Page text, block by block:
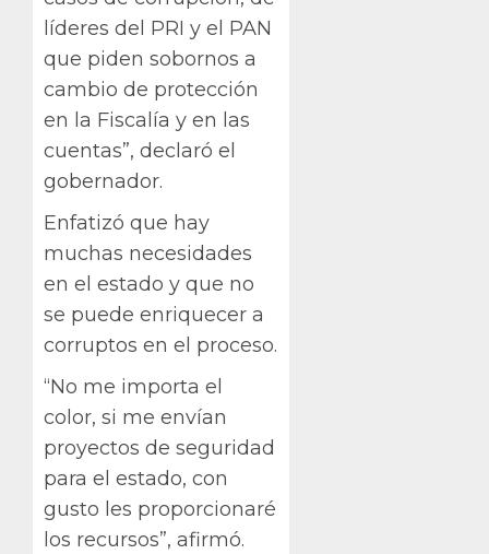
líderes del PRI y el PAN
que piden sobornos a
cambio de protección
en la Fiscalía y en las
cuentas”, declaró el
gobernador.
Enfatizó que hay
muchas necesidades
en el estado y que no
se puede enriquecer a
corruptos en el proceso.
“No me importa el
color, si me envían
proyectos de seguridad
para el estado, con
gusto les proporcionaré
los recursos”, afirmó.